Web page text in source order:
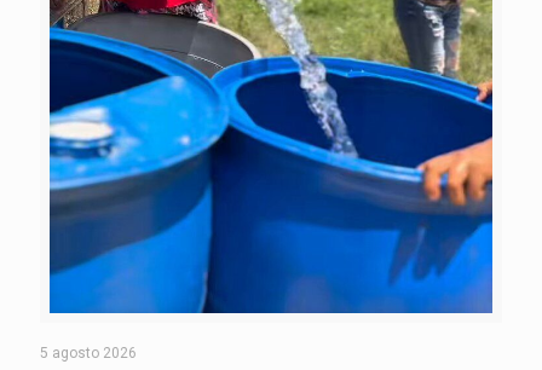
5 agosto 2026